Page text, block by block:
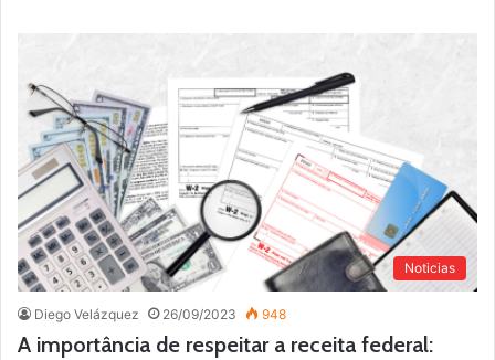
Noticias
Diego Velázquez 26/09/2023 948
A importância de respeitar a receita federal: